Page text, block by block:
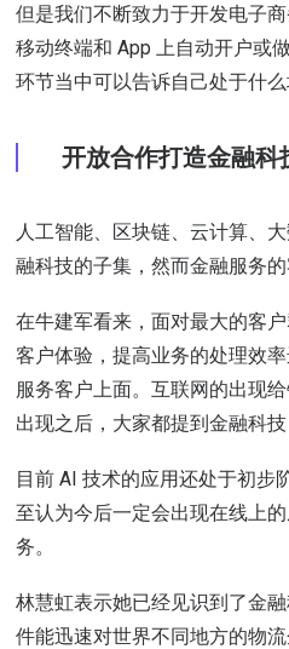
但是我们不断致力于开发电子
移动终端和 App 上自动开户或
环节当中可以告诉自己处于什
开放合作打造金融科
人工智能、区块链、云计算、
融科技的子集，然而金融服务
在牛建军看来，面对最大的客
客户体验，提高业务的处理效
服务客户上面。互联网的出现
出现之后，大家都提到金融科
目前 AI 技术的应用还处于初步
至认为今后一定会出现在线上
务。
林慧虹表示她已经见识到了金
件能迅速对世界不同地方的物